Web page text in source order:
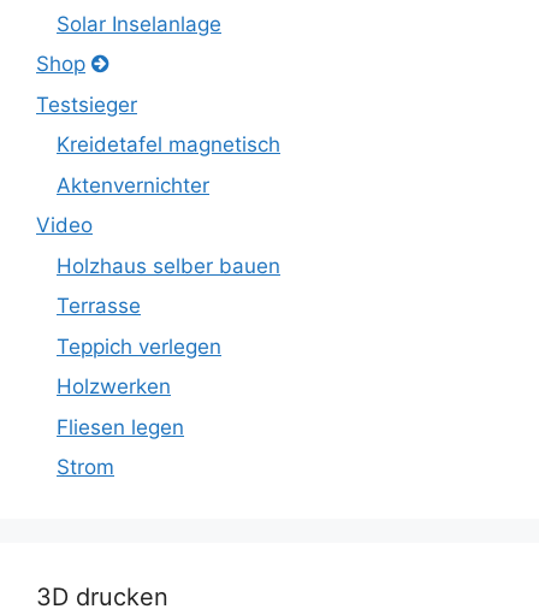
Solar Inselanlage
Shop
Testsieger
Kreidetafel magnetisch
Aktenvernichter
Video
Holzhaus selber bauen
Terrasse
Teppich verlegen
Holzwerken
Fliesen legen
Strom
3D drucken